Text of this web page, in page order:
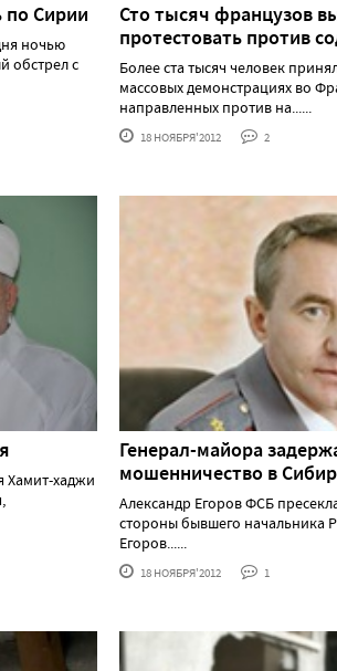
по Сирии
ночью
обстрел с
Сто тысяч французов
протестовать против
Более ста тысяч человек
массовых демонстрациях во
направленных против на......
18 НОЯБРЯ'2012 2
Хамит-хаджи
Генерал-майора
мошенничество в
Александр Егоров ФСБ
стороны бывшего начальника
Егоров......
18 НОЯБРЯ'2012 1